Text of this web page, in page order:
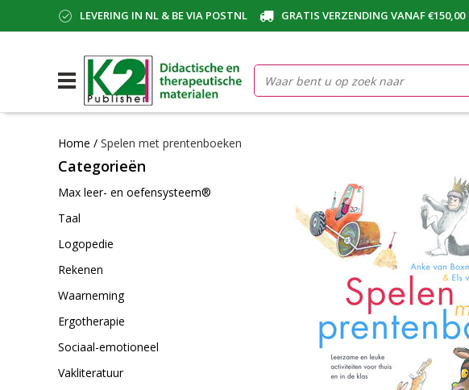
LEVERING IN NL & BE VIA POSTNL GRATIS VERZENDING VANAF €150,00
Home / Spelen met prentenboeken
Categorieën
Max leer- en oefensysteem®
Taal
Logopedie
Rekenen
Waarneming
Ergotherapie
Sociaal-emotioneel
Vakliteratuur